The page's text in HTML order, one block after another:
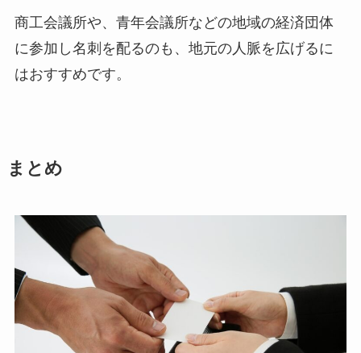
商工会議所や、青年会議所などの地域の経済団体
に参加し名刺を配るのも、地元の人脈を広げるに
はおすすめです。
まとめ